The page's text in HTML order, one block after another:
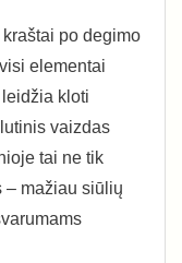
po degimo
elementai
kloti
vaizdas
tai ne tik
– mažiau siūlių